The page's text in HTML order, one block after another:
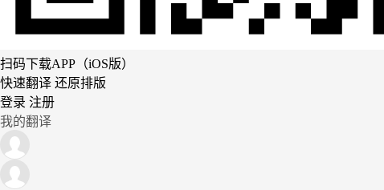
扫码下载APP（iOS版）
快速翻译 还原排版
登录 注册
我的翻译